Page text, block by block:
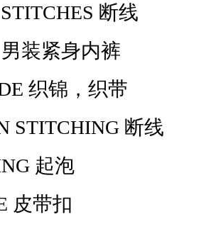
断线
装紧身内裤
织锦，织带
断线
起泡
带扣